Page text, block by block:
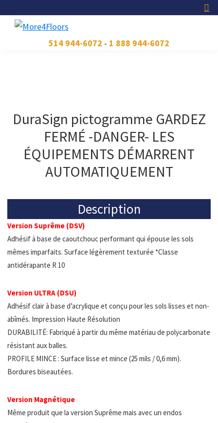
More4Floors514 944-6072 - 1 888 944-6072
DuraSign pictogramme GARDEZ
FERMÉ -DANGER- LES
ÉQUIPEMENTS DÉMARRENT
AUTOMATIQUEMENT
Description
Version Suprême (DSV)
Adhésif à base de caoutchouc performant qui épouse les sols
mêmes imparfaits. Surface légèrement texturée *Classe
antidérapante R 10
Version ULTRA (DSU)
Adhésif clair à base d’acrylique et conçu pour les sols lisses et non-
abîmés. Impression Haute Résolution
DURABILITÉ: Fabriqué à partir du même matériau de polycarbonate
résistant aux balles.
PROFILE MINCE : Surface lisse et mince (25 mils / 0,6 mm).
Bordures biseautées.
Version Magnétique
Même produit que la version Suprême mais avec un endos